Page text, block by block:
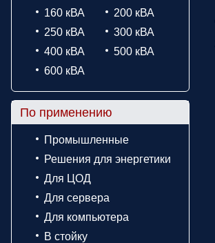
160 кВА
200 кВА
250 кВА
300 кВА
400 кВА
500 кВА
600 кВА
По применению
Промышленные
Решения для энергетики
Для ЦОД
Для сервера
Для компьютера
В стойку